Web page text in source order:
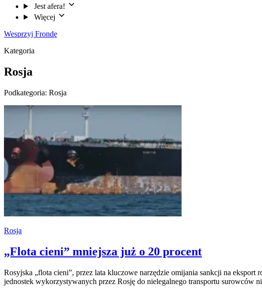
Jest afera!
Więcej
Wesprzyj Frondę
Kategoria
Rosja
Podkategoria: Rosja
Rosja
„Flota cieni” mniejsza już o 20 procent
Rosyjska „flota cieni”, przez lata kluczowe narzędzie omijania sankcji na
jednostek wykorzystywanych przez Rosję do nielegalnego transportu surowców